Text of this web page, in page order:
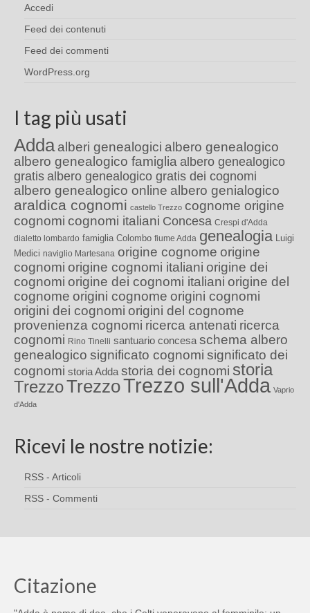
Accedi
Feed dei contenuti
Feed dei commenti
WordPress.org
I tag più usati
Adda alberi genealogici albero genealogico
albero genealogico famiglia albero genealogico
gratis albero genealogico gratis dei cognomi
albero genealogico online albero genialogico
araldica cognomi castello Trezzo cognome origine
cognomi cognomi italiani Concesa Crespi d'Adda
dialetto lombardo famiglia Colombo fiume Adda genealogia Luigi
Medici naviglio Martesana origine cognome origine
cognomi origine cognomi italiani origine dei
cognomi origine dei cognomi italiani origine del
cognome origini cognome origini cognomi
origini dei cognomi origini del cognome
provenienza cognomi ricerca antenati ricerca
cognomi Rino Tinelli santuario concesa schema albero
genealogico significato cognomi significato dei
cognomi storia Adda storia dei cognomi storia
TrezzoTrezzoTrezzo sull'Adda Vaprio
d'Adda
Ricevi le nostre notizie:
RSS - Articoli
RSS - Commenti
Citazione